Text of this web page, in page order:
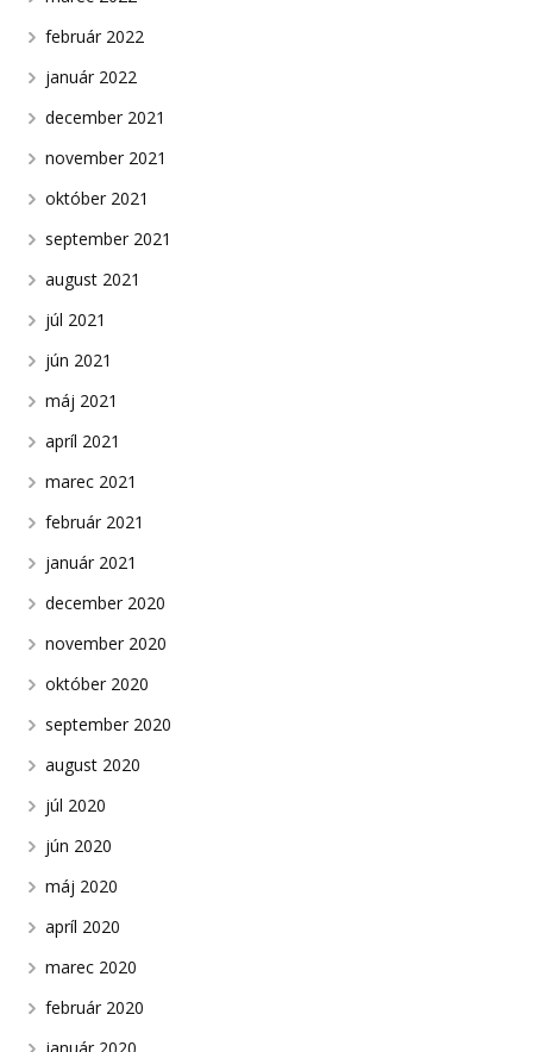
február 2022
január 2022
december 2021
november 2021
október 2021
september 2021
august 2021
júl 2021
jún 2021
máj 2021
apríl 2021
marec 2021
február 2021
január 2021
december 2020
november 2020
október 2020
september 2020
august 2020
júl 2020
jún 2020
máj 2020
apríl 2020
marec 2020
február 2020